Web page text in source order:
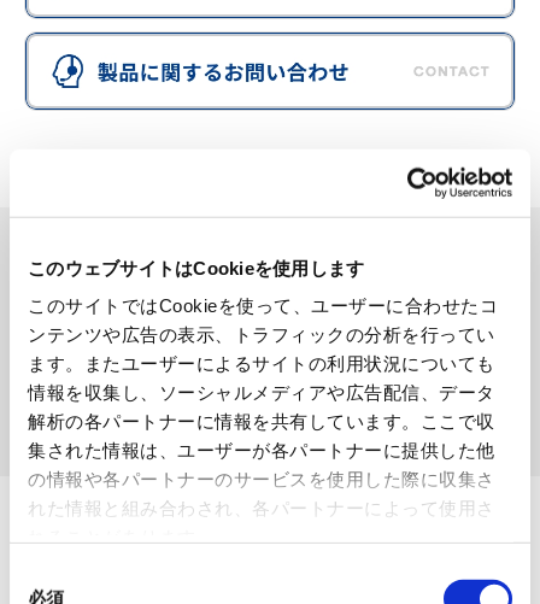
このウェブサイトはCookieを使用します
このサイトではCookieを使って、ユーザーに合わせたコ
ンテンツや広告の表示、トラフィックの分析を行ってい
ます。またユーザーによるサイトの利用状況についても
情報を収集し、ソーシャルメディアや広告配信、データ
解析の各パートナーに情報を共有しています。ここで収
集された情報は、ユーザーが各パートナーに提供した他
の情報や各パートナーのサービスを使用した際に収集さ
れた情報と組み合わされ、各パートナーによって使用さ
必須
製品を検索する
検索する